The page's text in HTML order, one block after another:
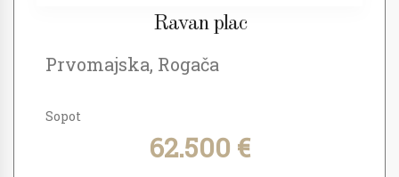
Ravan plac
Prvomajska, Rogača
Sopot
62.500 €